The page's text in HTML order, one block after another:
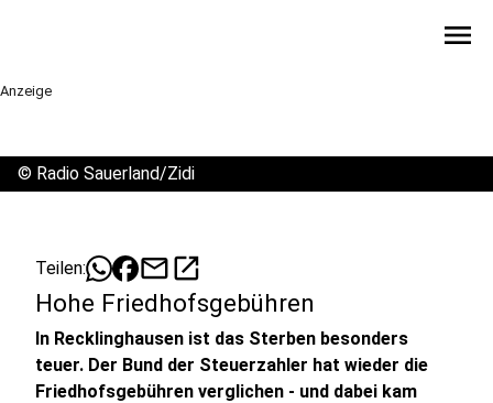
menu
Anzeige
© Radio Sauerland/Zidi
Teilen: mailopen_in_new
Hohe Friedhofsgebühren
In Recklinghausen ist das Sterben besonders
teuer. Der Bund der Steuerzahler hat wieder die
Friedhofsgebühren verglichen - und dabei kam